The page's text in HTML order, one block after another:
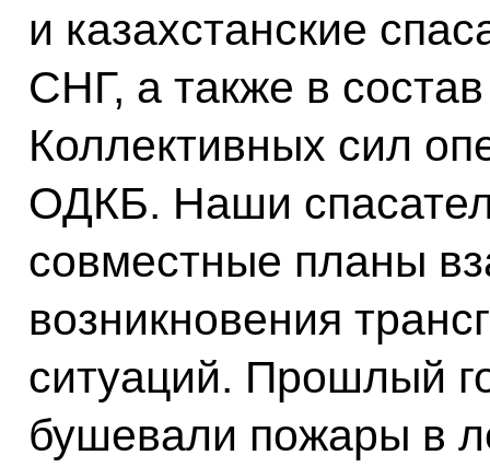
и казахстанские
СНГ, а также в
Коллективных сил
ОДКБ. Наши
совместные планы
возникновения
ситуаций. Прошлый
бушевали пожары в